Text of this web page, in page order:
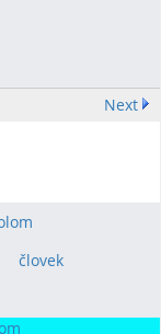
Next
(20)
človek